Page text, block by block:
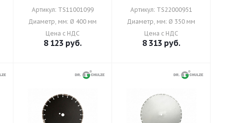
Артикул: TS11001099
Диаметр, мм: Ø 400 мм
Цена с НДС
8 123руб.
Артикул: TS22000951
Диаметр, мм: Ø 350 мм
Цена с НДС
8 313руб.